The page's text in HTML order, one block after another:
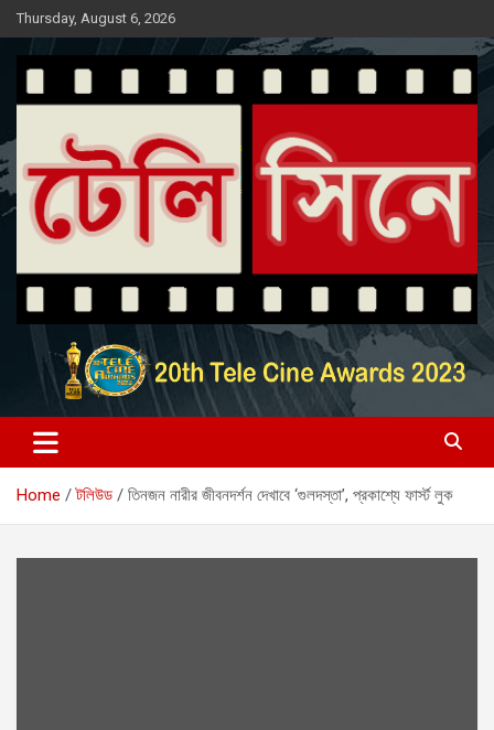
Skip
to
content
Thursday, August 6, 2026
টেলি সিনে
Entertainment News Portal
Home টলিউড তিনজন নারীর জীবনদর্শন দেখাবে ‘গুলদস্তা’, প্রকাশ্যে ফার্স্ট লুক